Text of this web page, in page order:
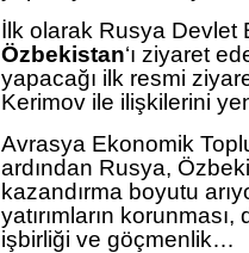
İlk olarak Rusya Devlet
Özbekistan‘ı ziyaret
yapacağı ilk resmi
Kerimov ile ilişkilerini
Avrasya Ekonomik
ardından Rusya,
kazandırma boyutu
yatırımların
işbirliği ve göçmenlik…